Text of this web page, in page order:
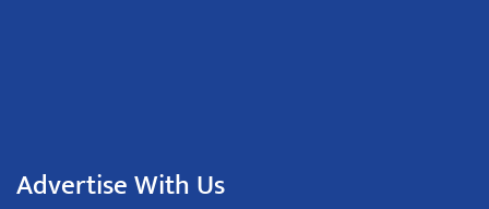
Advertise With Us